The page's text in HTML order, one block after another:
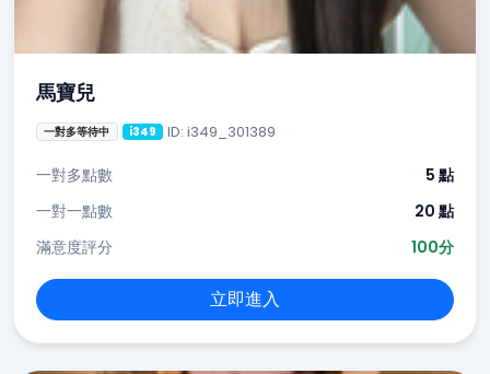
馬寶兒
一對多等待中 i349 ID: i349_301389
一對多點數
5 點
一對一點數
20 點
滿意度評分
100分
立即進入